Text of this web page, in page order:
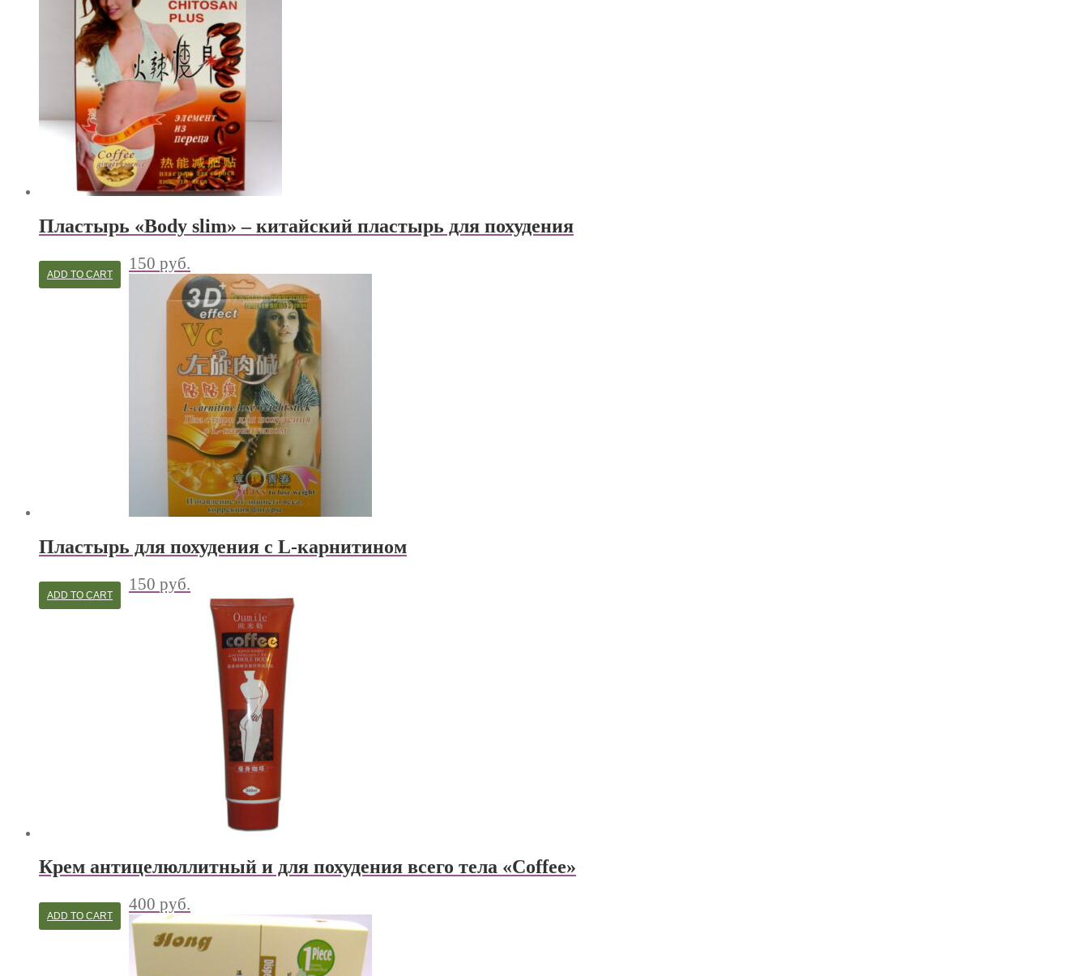
Пластырь «Body slim» – китайский пластырь для похудения
150 руб.
ADD TO CART
Пластырь для похудения с L-карнитином
150 руб.
ADD TO CART
Крем антицелюллитный и для похудения всего тела «Coffee»
400 руб.
ADD TO CART